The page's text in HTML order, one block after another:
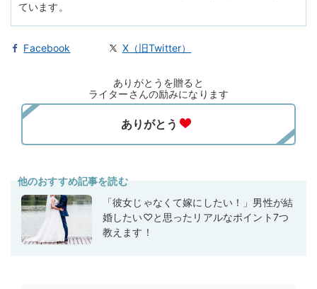
ています。
Facebook X（旧Twitter）
ありがとうを贈ると
ライターさんの励みになります
他のおすすめ記事を読む
「彼女じゃなくて嫁にしたい！」男性が結
婚したい♡と思ったリアルなポイント7つ
教えます！